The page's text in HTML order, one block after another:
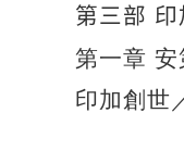
第三部 印
第一章
印加創世